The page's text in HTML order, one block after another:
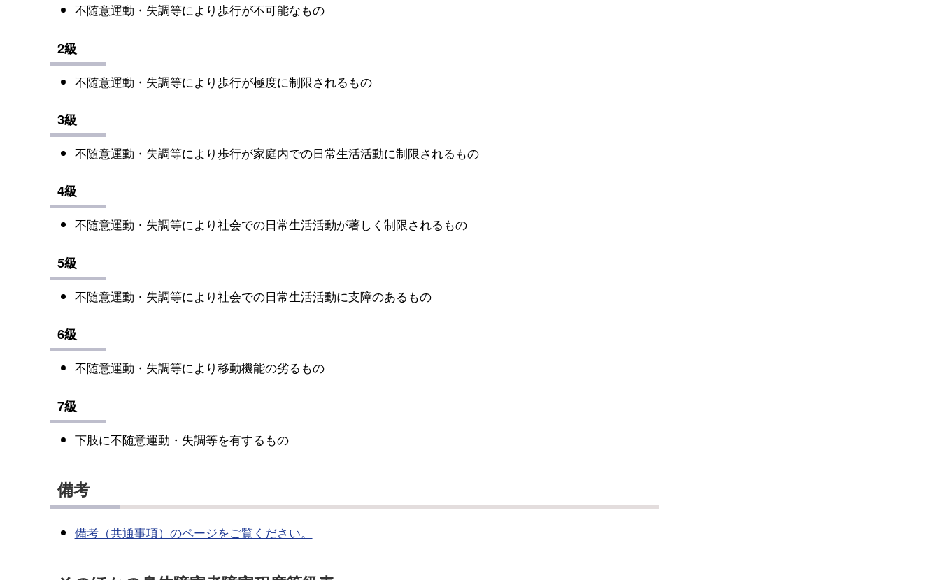
不随意運動・失調等により歩行が不可能なもの
2級
不随意運動・失調等により歩行が極度に制限されるもの
3級
不随意運動・失調等により歩行が家庭内での日常生活活動に制限されるもの
4級
不随意運動・失調等により社会での日常生活活動が著しく制限されるもの
5級
不随意運動・失調等により社会での日常生活活動に支障のあるもの
6級
不随意運動・失調等により移動機能の劣るもの
7級
下肢に不随意運動・失調等を有するもの
備考
備考（共通事項）のページをご覧ください。